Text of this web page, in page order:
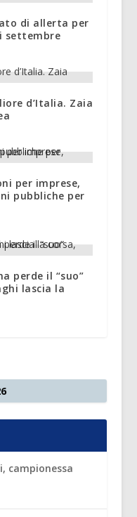
di allerta per
settembre
d’Italia. Zaia
per imprese,
pubbliche per
perde il “suo”
lascia la
campionessa